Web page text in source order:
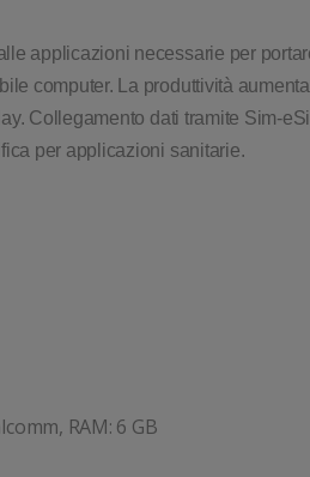
applicazioni necessarie per
computer. La produttività
Collegamento dati tramite Sim-
per applicazioni sanitarie.
RAM: 6 GB